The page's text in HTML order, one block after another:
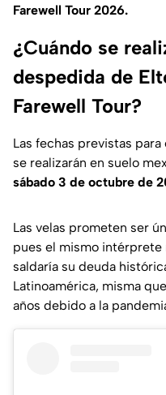
Farewell Tour 2026.
¿Cuándo se
despedida de
Farewell Tour?
Las fechas previstas para
se realizarán en suelo
sábado 3 de octubre de
Las velas prometen ser
pues el mismo intérprete
saldaría su deuda
Latinoamérica, misma
años debido a la